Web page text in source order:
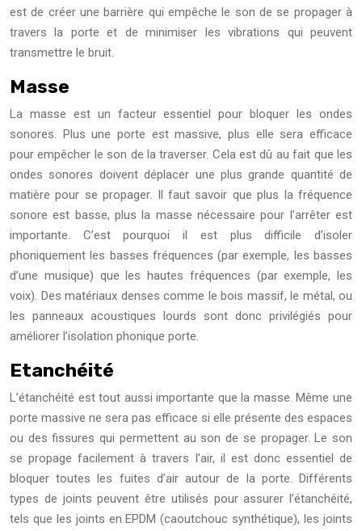
est de créer une barrière qui empêche le son de se propager à
travers la porte et de minimiser les vibrations qui peuvent
transmettre le bruit.
Masse
La masse est un facteur essentiel pour bloquer les ondes
sonores. Plus une porte est massive, plus elle sera efficace
pour empêcher le son de la traverser. Cela est dû au fait que les
ondes sonores doivent déplacer une plus grande quantité de
matière pour se propager. Il faut savoir que plus la fréquence
sonore est basse, plus la masse nécessaire pour l’arrêter est
importante. C’est pourquoi il est plus difficile d’isoler
phoniquement les basses fréquences (par exemple, les basses
d’une musique) que les hautes fréquences (par exemple, les
voix). Des matériaux denses comme le bois massif, le métal, ou
les panneaux acoustiques lourds sont donc privilégiés pour
améliorer l’isolation phonique porte.
Etanchéité
L’étanchéité est tout aussi importante que la masse. Même une
porte massive ne sera pas efficace si elle présente des espaces
ou des fissures qui permettent au son de se propager. Le son
se propage facilement à travers l’air, il est donc essentiel de
bloquer toutes les fuites d’air autour de la porte. Différents
types de joints peuvent être utilisés pour assurer l’étanchéité,
tels que les joints en EPDM (caoutchouc synthétique), les joints